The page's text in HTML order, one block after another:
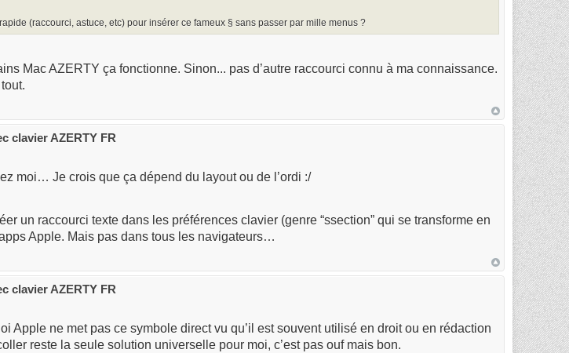
(raccourci, astuce, etc) pour insérer ce fameux § sans passer par mille menus ?
Mac AZERTY ça fonctionne. Sinon... pas d’autre raccourci connu à ma connaissance.
clavier AZERTY FR
moi… Je crois que ça dépend du layout ou de l’ordi :/
un raccourci texte dans les préférences clavier (genre “ssection” qui se transforme en
Apple. Mais pas dans tous les navigateurs…
clavier AZERTY FR
Apple ne met pas ce symbole direct vu qu’il est souvent utilisé en droit ou en rédaction
reste la seule solution universelle pour moi, c’est pas ouf mais bon.